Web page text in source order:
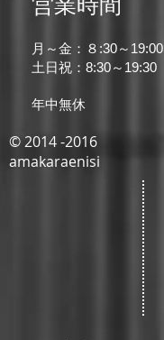
月～金：８:30～19:00
土日祝：8:30～19:30
年中無休
© 2014 -2016
amakaraenisi